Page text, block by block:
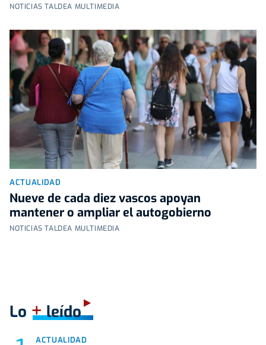
NOTICIAS TALDEA MULTIMEDIA
ACTUALIDAD
Nueve de cada diez vascos apoyan
mantener o ampliar el autogobierno
NOTICIAS TALDEA MULTIMEDIA
Lo +leído
ACTUALIDAD